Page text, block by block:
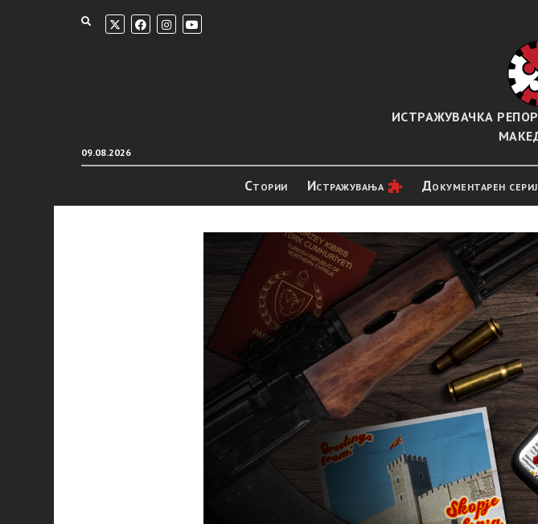
09.08.2026
ИСТРАЖУВАЧКА
Стории Истражувањa Документарен